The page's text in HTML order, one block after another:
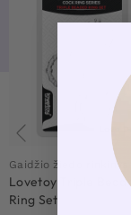
Gaidžio žiedo rinkinys
Lovetoy Triple
Ring Set